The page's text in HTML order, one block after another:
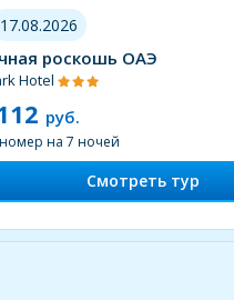
17.08.2026
роскошь ОАЭ
Hotel
руб.
на 7 ночей
Смотреть тур